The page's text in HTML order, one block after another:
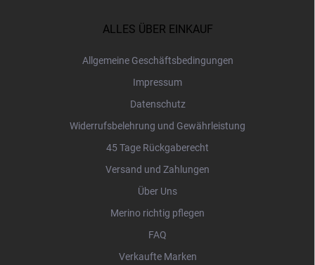
ALLES ÜBER EINKAUF
Allgemeine Geschäftsbedingungen
Impressum
Datenschutz
Widerrufsbelehrung und Gewährleistung
45 Tage Rückgaberecht
Versand und Zahlungen
Über Uns
Merino richtig pflegen
FAQ
Verkaufte Marken